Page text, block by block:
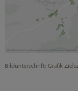
Bildunterschrift: Grafik